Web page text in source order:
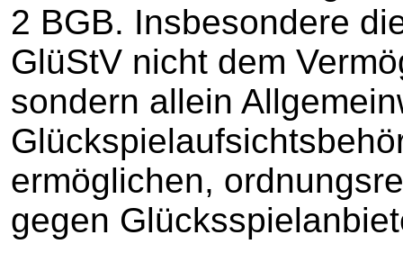
2 BGB. Insbesondere
GlüStV nicht dem
sondern allein
ermöglichen,
gegen